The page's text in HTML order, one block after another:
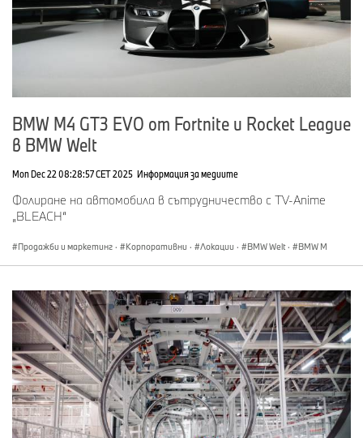
BMW M4 GT3 EVO от Fortnite и Rocket League
в BMW Welt
Mon Dec 22 08:28:57 CET 2025 Информация за медиите
Фолиране на автомобила в сътрудничество с TV-Anime
„BLEACH“
Продажби и маркетинг · Корпоративни · Локации · BMW Welt · BMW M